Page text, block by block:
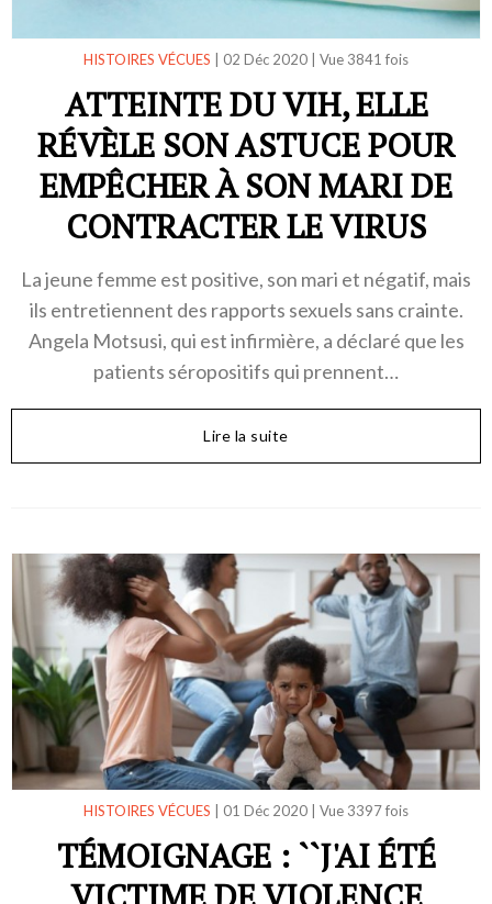
HISTOIRES VÉCUES 02 Déc 2020 Vue 3841 fois
ATTEINTE DU VIH, ELLE
RÉVÈLE SON ASTUCE POUR
EMPÊCHER À SON MARI DE
CONTRACTER LE VIRUS
La jeune femme est positive, son mari et négatif, mais
ils entretiennent des rapports sexuels sans crainte.
Angela Motsusi, qui est infirmière, a déclaré que les
patients séropositifs qui prennent…
Lire la suite
HISTOIRES VÉCUES 01 Déc 2020 Vue 3397 fois
TÉMOIGNAGE : ``J'AI ÉTÉ